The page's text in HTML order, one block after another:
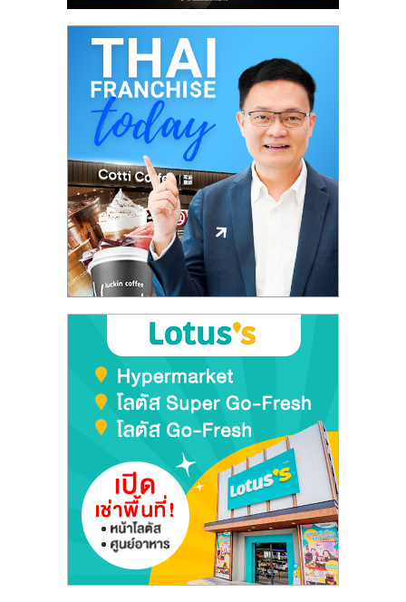
ปรึกษา
การ
ลงทุน
และ
ขยาย
ไชส์,